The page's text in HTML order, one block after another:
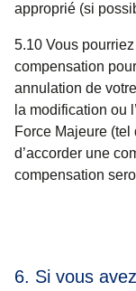
approprié (si
5.10 Vous
compensation
annulation de
la modification ou
Force Majeure (tel
d’accorder une
compensation
6. Si vous